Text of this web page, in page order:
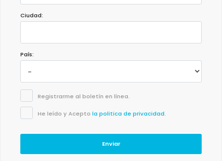
Ciudad:
País:
Registrarme al boletín en línea.
He leído y Acepto la politica de privacidad.
Enviar